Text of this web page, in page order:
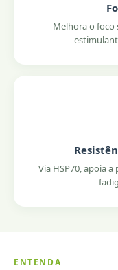
Melhora o foco
Via HSP70, apoia
ENTENDA